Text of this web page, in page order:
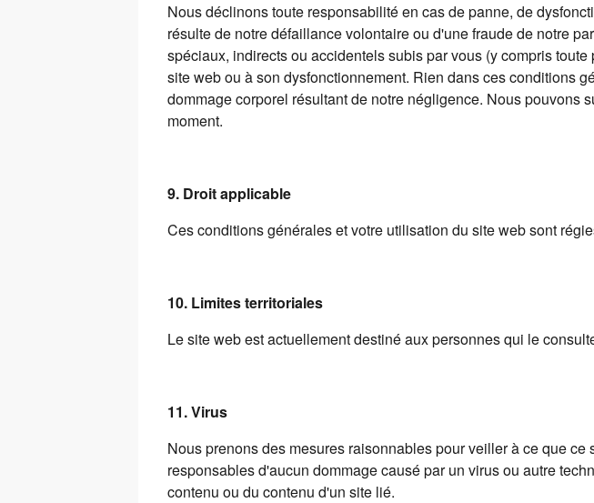
Nous déclinons toute responsabilité en cas de panne, de
résulte de notre défaillance volontaire ou d'une fraude de notre
spéciaux, indirects ou accidentels subis par vous (y compris
site web ou à son dysfonctionnement. Rien dans ces conditions
dommage corporel résultant de notre négligence. Nous pouvons
moment.
9. Droit applicable
Ces conditions générales et votre utilisation du site web sont
10. Limites territoriales
Le site web est actuellement destiné aux personnes qui le
11. Virus
Nous prenons des mesures raisonnables pour veiller à ce que
responsables d'aucun dommage causé par un virus ou autre
contenu ou du contenu d'un site lié.